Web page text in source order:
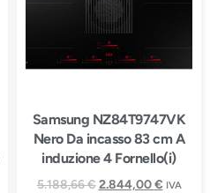
Samsung NZ84T9747VK
Nero Da incasso 83 cm A
induzione 4 Fornello(i)
5.188,66€ 2.844,00€ IVA